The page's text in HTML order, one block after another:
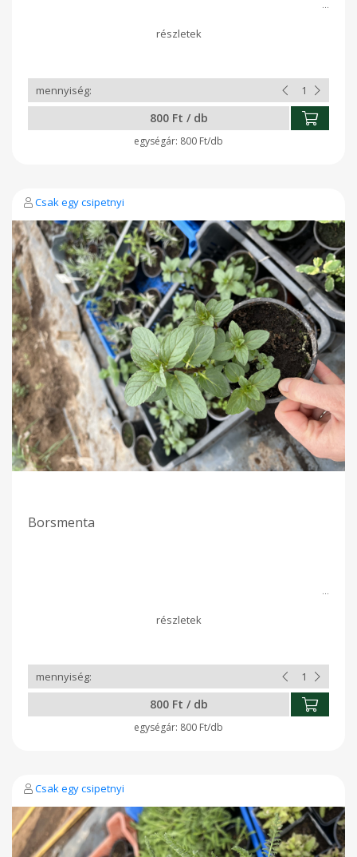
800 Ft / db
800 Ft/db
Csak egy csipetnyi
Borsmenta
800 Ft / db
800 Ft/db
Csak egy csipetnyi